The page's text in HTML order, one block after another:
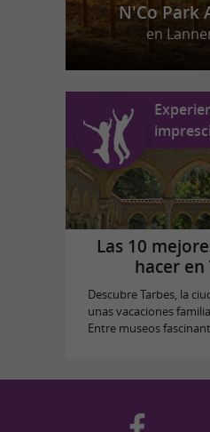
N'Co Park
en
Las 10
hacer en
Descubre Tarbes, la
unas vacaciones
Entre museos